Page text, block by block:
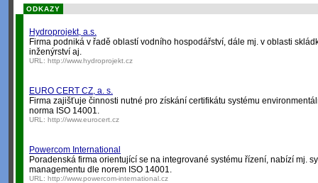
ODKAZY
Hydroprojekt, a.s.
Firma podniká v řadě oblastí vodního hospodářství, dále mj. v oblasti
inženýrství aj.
URL: http://www.hydroprojekt.cz
EURO CERT CZ, a. s.
Firma zajišťuje činnosti nutné pro získání certifikátu systému
norma ISO 14001.
URL: http://www.eurocert.cz
Powercom International
Poradenská firma orientující se na integrované systému řízení, nabízí mj.
managementu dle norem ISO 14001.
URL: http://www.powercom-international.cz